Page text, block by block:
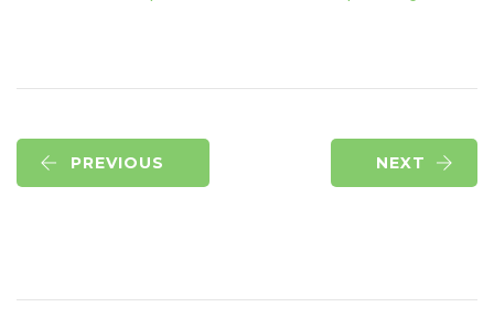
PREVIOUS NEXT